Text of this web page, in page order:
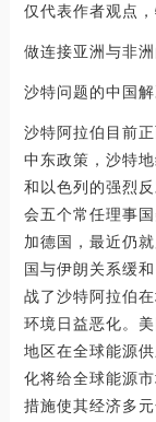
仅代表作者观点
做连接亚洲与非
沙特问题的中国
沙特阿拉伯目前
中东政策，沙特
和以色列的强烈
会五个常任理事
加德国，最近仍
国与伊朗关系缓
战了沙特阿拉伯
环境日益恶化。
地区在全球能源
化将给全球能源
措施使其经济多